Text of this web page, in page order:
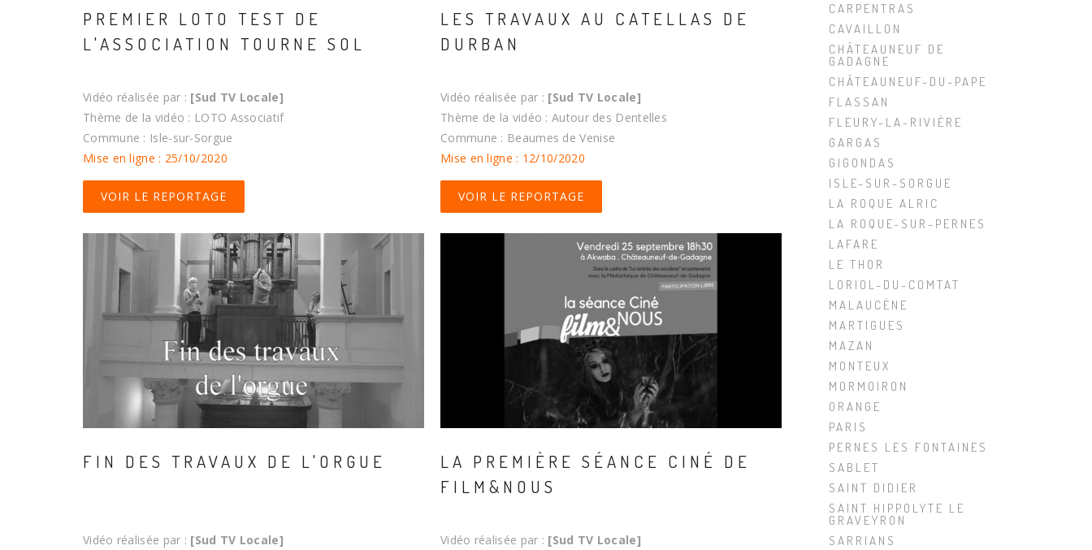
PREMIER LOTO TEST DE
L'ASSOCIATION TOURNE SOL
Vidéo réalisée par : [Sud TV Locale]
Thème de la vidéo : LOTO Associatif
Commune : Isle-sur-Sorgue
Mise en ligne : 25/10/2020
VOIR LE REPORTAGE
LES TRAVAUX AU CATELLAS DE
DURBAN
Vidéo réalisée par : [Sud TV Locale]
Thème de la vidéo : Autour des Dentelles
Commune : Beaumes de Venise
Mise en ligne : 12/10/2020
VOIR LE REPORTAGE
FIN DES TRAVAUX DE L'ORGUE
Vidéo réalisée par : [Sud TV Locale]
LA PREMIÈRE SÉANCE CINÉ DE
FILM&NOUS
Vidéo réalisée par : [Sud TV Locale]
CARPENTRAS
CAVAILLON
CHÂTEAUNEUF DE
GADAGNE
CHÂTEAUNEUF-DU-PAPE
FLASSAN
FLEURY-LA-RIVIÈRE
GARGAS
GIGONDAS
ISLE-SUR-SORGUE
LA ROQUE ALRIC
LA ROQUE-SUR-PERNES
LAFARE
LE THOR
LORIOL-DU-COMTAT
MALAUCÈNE
MARTIGUES
MAZAN
MONTEUX
MORMOIRON
ORANGE
PARIS
PERNES LES FONTAINES
SABLET
SAINT DIDIER
SAINT HIPPOLYTE LE
GRAVEYRON
SARRIANS